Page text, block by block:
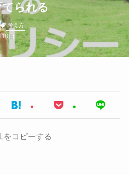
てられる
考え方
日
をコピーする